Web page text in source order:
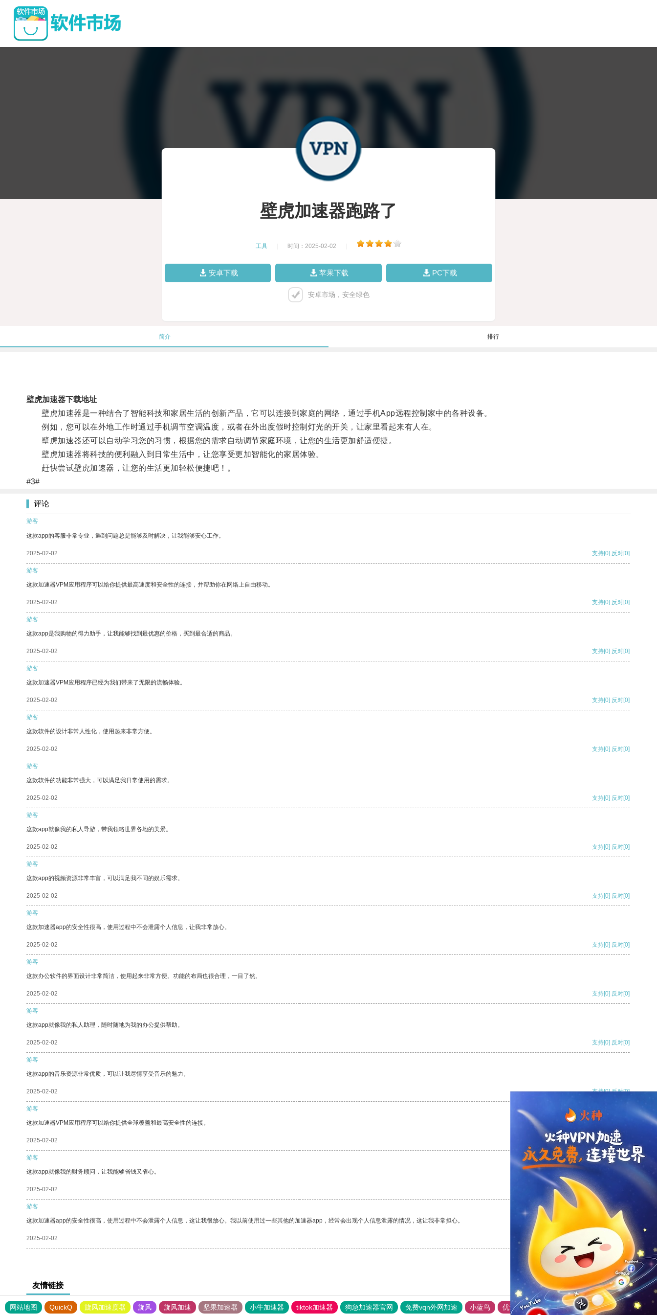
壁虎加速器跑路了
工具 时间：2025-02-02
安卓下载 苹果下载 PC下载
安卓市场，安全绿色
简介 排行
壁虎加速器下载地址
壁虎加速器是一种结合了智能科技和家居生活的创新产品，它可以连接到家庭的网络，通过手机App远程控制家中的各种设备。
例如，您可以在外地工作时通过手机调节空调温度，或者在外出度假时控制灯光的开关，让家里看起来有人在。
壁虎加速器还可以自动学习您的习惯，根据您的需求自动调节家庭环境，让您的生活更加舒适便捷。
壁虎加速器将科技的便利融入到日常生活中，让您享受更加智能化的家居体验。
赶快尝试壁虎加速器，让您的生活更加轻松便捷吧！。
#3#
评论
游客
这款app的客服非常专业，遇到问题总是能够及时解决，让我能够安心工作。
2025-02-02 支持[0] 反对[0]
游客
这款加速器VPM应用程序可以给你提供最高速度和安全性的连接，并帮助你在网络上自由移动。
2025-02-02 支持[0] 反对[0]
游客
这款app是我购物的得力助手，让我能够找到最优惠的价格，买到最合适的商品。
2025-02-02 支持[0] 反对[0]
游客
这款加速器VPM应用程序已经为我们带来了无限的流畅体验。
2025-02-02 支持[0] 反对[0]
游客
这款软件的设计非常人性化，使用起来非常方便。
2025-02-02 支持[0] 反对[0]
游客
这款软件的功能非常强大，可以满足我日常使用的需求。
2025-02-02 支持[0] 反对[0]
游客
这款app就像我的私人导游，带我领略世界各地的美景。
2025-02-02 支持[0] 反对[0]
游客
这款app的视频资源非常丰富，可以满足我不同的娱乐需求。
2025-02-02 支持[0] 反对[0]
游客
这款加速器app的安全性很高，使用过程中不会泄露个人信息，让我非常放心。
2025-02-02 支持[0] 反对[0]
游客
这款办公软件的界面设计非常简洁，使用起来非常方便。功能的布局也很合理，一目了然。
2025-02-02 支持[0] 反对[0]
游客
这款app就像我的私人助理，随时随地为我的办公提供帮助。
2025-02-02 支持[0] 反对[0]
游客
这款app的音乐资源非常优质，可以让我尽情享受音乐的魅力。
2025-02-02 支持[0] 反对[0]
游客
这款加速器VPM应用程序可以给你提供全球覆盖和最高安全性的连接。
2025-02-02 支持[0] 反对
游客
这款app就像我的财务顾问，让我能够省钱又省心。
2025-02-02 支持
游客
这款加速器app的安全性很高，使用过程中不会泄露个人信息，这让我很放心。我以前使用过一些其他的加速器app，经常会出现个人信息泄露的情况，这让我非常担心。
2025-02-02 支持 反对 [0]
友情链接
网站地图 QuickQ 旋风加速度器 旋风 旋风加速 坚果加速器 小牛加速器 tiktok加速器 狗急加速器官网 免费vqn外网加速 小蓝鸟 优途加速器官网 风驰加速器 旋风加速器